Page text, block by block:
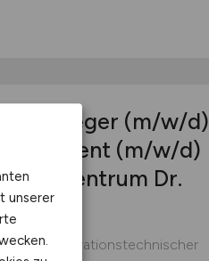
(m/w/d)
Assistent (m/w/d)
Dr.
w/d) Operationstechnischer
unserer